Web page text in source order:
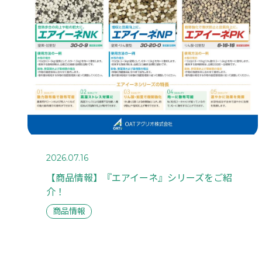
2026.07.16
【商品情報】『エアイーネ』シリーズをご紹
介！
商品情報